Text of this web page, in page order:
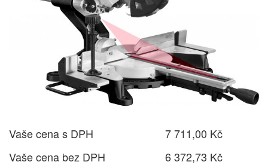
Vaše cena s DPH
7 711,00 Kč
Vaše cena bez DPH
6 372,73 Kč